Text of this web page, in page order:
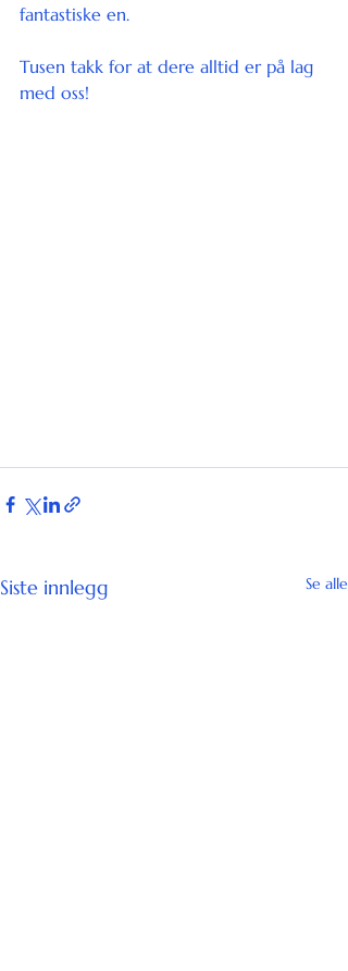
fantastiske en.
Tusen takk for at dere alltid er på lag
med oss!
Siste innlegg Se alle